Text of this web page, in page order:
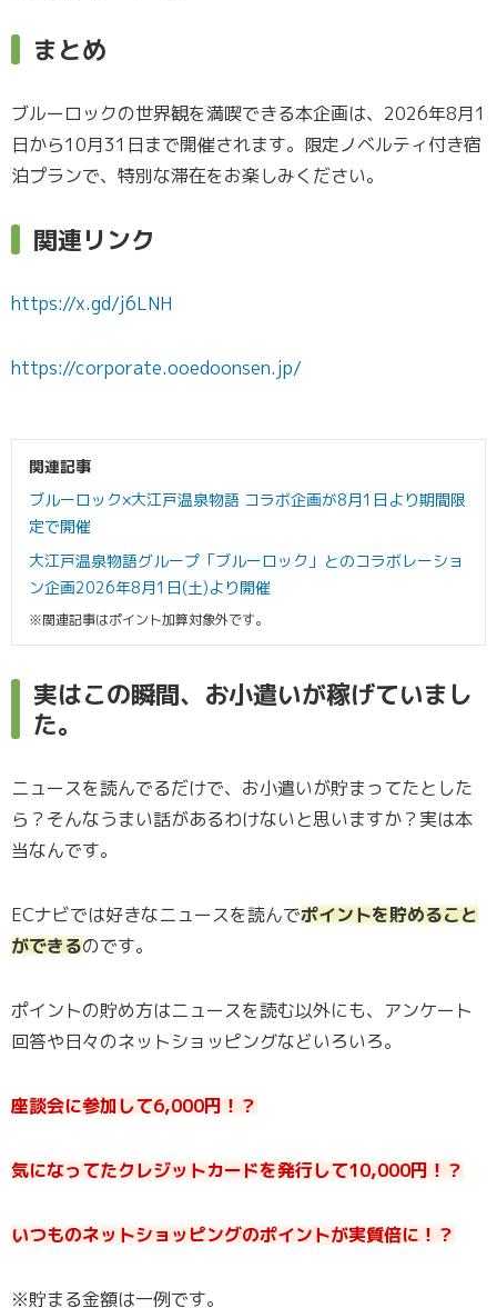
まとめ
ブルーロックの世界観を満喫できる本企画は、2026年8月1
日から10月31日まで開催されます。限定ノベルティ付き宿
泊プランで、特別な滞在をお楽しみください。
関連リンク
https://x.gd/j6LNH
https://corporate.ooedoonsen.jp/
関連記事
ブルーロック×大江戸温泉物語 コラボ企画が8月1日より期間限
定で開催
大江戸温泉物語グループ「ブルーロック」とのコラボレーショ
ン企画2026年8月1日(土)より開催
※関連記事はポイント加算対象外です。
実はこの瞬間、お小遣いが稼げていまし
た。
ニュースを読んでるだけで、お小遣いが貯まってたとした
ら？そんなうまい話があるわけないと思いますか？実は本
当なんです。
ECナビでは好きなニュースを読んでポイントを貯めること
ができるのです。
ポイントの貯め方はニュースを読む以外にも、アンケート
回答や日々のネットショッピングなどいろいろ。
座談会に参加して6,000円！？
気になってたクレジットカードを発行して10,000円！？
いつものネットショッピングのポイントが実質倍に！？
※貯まる金額は一例です。